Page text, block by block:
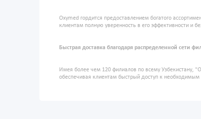
Oxymed гордится предоставлением богатого
клиентам полную уверенность в его эффективности и
Быстрая доставка благодаря распределенной сети
Имея более чем 120 филиалов по всему Узбекистану,
обеспечивая клиентам быстрый доступ к